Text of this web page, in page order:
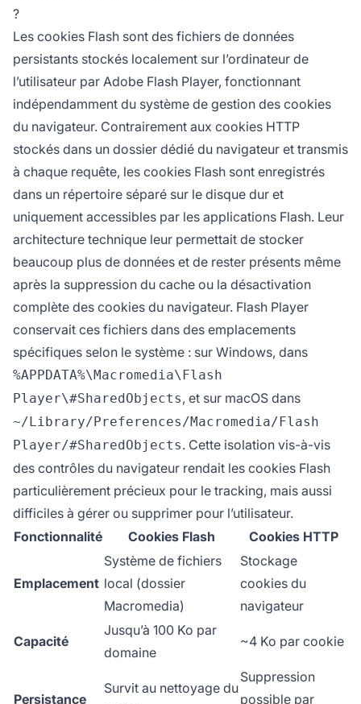
?
Les cookies Flash sont des fichiers de données
persistants stockés localement sur l’ordinateur de
l’utilisateur par Adobe Flash Player, fonctionnant
indépendamment du système de gestion des cookies
du navigateur. Contrairement aux cookies HTTP
stockés dans un dossier dédié du navigateur et transmis
à chaque requête, les cookies Flash sont enregistrés
dans un répertoire séparé sur le disque dur et
uniquement accessibles par les applications Flash. Leur
architecture technique leur permettait de stocker
beaucoup plus de données et de rester présents même
après la suppression du cache ou la désactivation
complète des cookies du navigateur. Flash Player
conservait ces fichiers dans des emplacements
spécifiques selon le système : sur Windows, dans
%APPDATA%\Macromedia\Flash
Player\#SharedObjects, et sur macOS dans
~/Library/Preferences/Macromedia/Flash
Player/#SharedObjects. Cette isolation vis-à-vis
des contrôles du navigateur rendait les cookies Flash
particulièrement précieux pour le tracking, mais aussi
difficiles à gérer ou supprimer pour l’utilisateur.
Fonctionnalité
Cookies Flash Cookies HTTP
Emplacement
Système de fichiers
local (dossier
Macromedia)
Stockage
cookies du
navigateur
Capacité
Jusqu’à 100 Ko par
domaine
~4 Ko par cookie
Persistance
Survit au nettoyage du
Suppression
possible par